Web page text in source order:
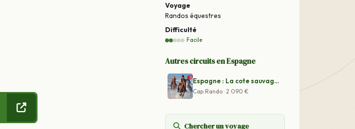
Voyage
Randos équestres
Difficulté
Facile
Autres circuits en Espagne
Espagne : La cote sauvage des pirates
Cap Rando · 2 090 €
Chercher un voyage